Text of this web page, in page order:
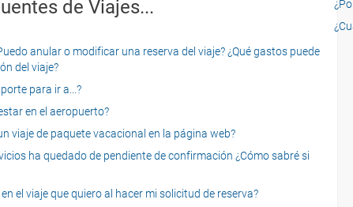
de Viajes...
anular o modificar una reserva del viaje? ¿Qué gastos puede
del viaje?
para ir a...?
en el aeropuerto?
viaje de paquete vacacional en la página web?
ha quedado de pendiente de confirmación ¿Cómo sabré si
el viaje que quiero al hacer mi solicitud de reserva?